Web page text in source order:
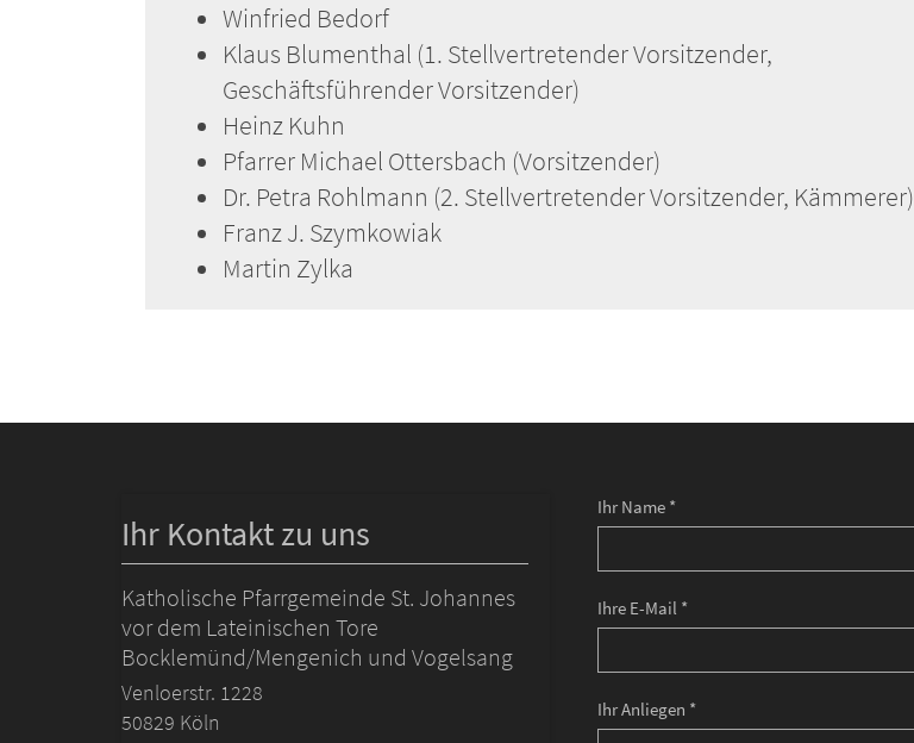
Winfried Bedorf
Klaus Blumenthal (1. Stellvertretender Vorsitzender,
Geschäftsführender Vorsitzender)
Heinz Kuhn
Pfarrer Michael Ottersbach (Vorsitzender)
Dr. Petra Rohlmann (2. Stellvertretender Vorsitzender, Kämmerer)
Franz J. Szymkowiak
Martin Zylka
Ihr Name *
Ihre E-Mail *
Ihr Anliegen *
Ihr Kontakt zu uns
Katholische Pfarrgemeinde St. Johannes
vor dem Lateinischen Tore
Bocklemünd/Mengenich und Vogelsang
Venloerstr. 1228
50829 Köln